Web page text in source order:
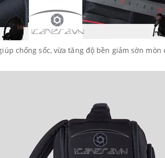
chống sốc, vừa tăng độ bền giảm sờn